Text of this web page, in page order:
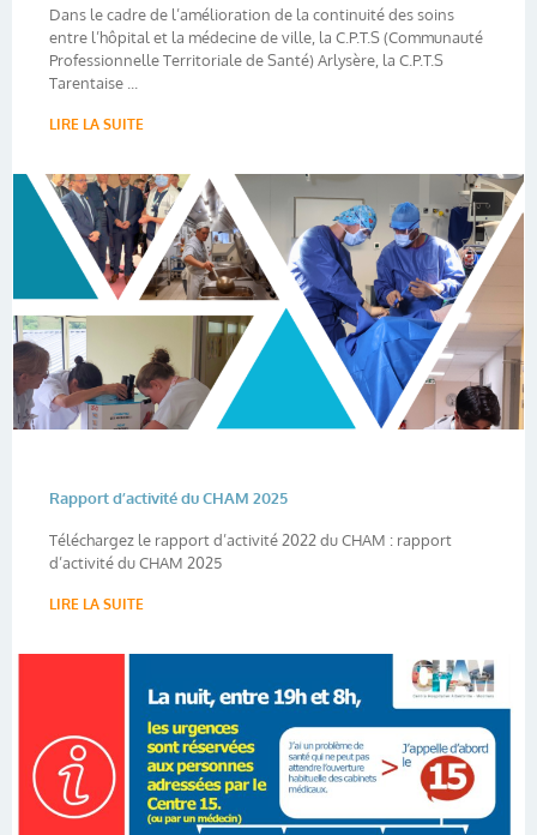
Dans le cadre de l’amélioration de la continuité des soins
entre l’hôpital et la médecine de ville, la C.P.T.S (Communauté
Professionnelle Territoriale de Santé) Arlysère, la C.P.T.S
Tarentaise ...
LIRE LA SUITE
Rapport d’activité du CHAM 2025
Téléchargez le rapport d’activité 2022 du CHAM : rapport
d’activité du CHAM 2025
LIRE LA SUITE